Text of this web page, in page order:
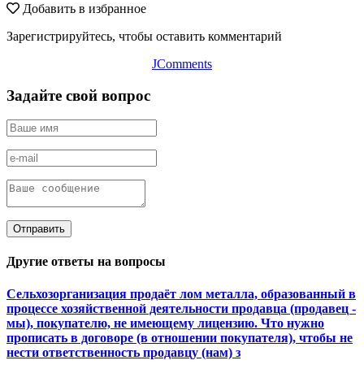
Добавить в избранное
Зарегистрируйтесь, чтобы оставить комментарий
JComments
Задайте свой вопрос
Отправить
Другие ответы на вопросы
Сельхозорганизация продаёт лом металла, образованный в
процессе хозяйственной деятельности продавца (продавец -
мы), покупателю, не имеющему лицензию. Что нужно
прописать в договоре (в отношении покупателя), чтобы не
нести ответственность продавцу (нам) з